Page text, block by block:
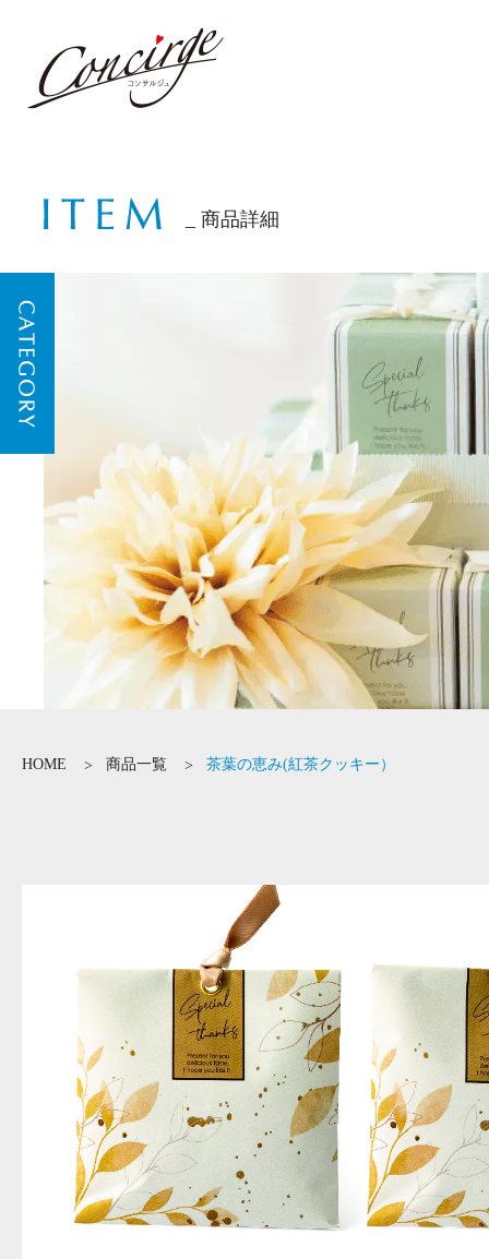
商品詳細
HOME 商品一覧 茶葉の恵み(紅茶クッキー）